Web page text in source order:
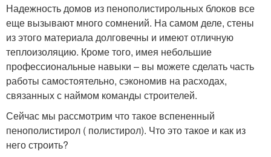
Надежность домов из пенополистирольных блоков все
еще вызывают много сомнений. На самом деле, стены
из этого материала долговечны и имеют отличную
теплоизоляцию. Кроме того, имея небольшие
профессиональные навыки – вы можете сделать часть
работы самостоятельно, сэкономив на расходах,
связанных с наймом команды строителей.
Сейчас мы рассмотрим что такое вспененный
пенополистирол ( полистирол). Что это такое и как из
него строить?